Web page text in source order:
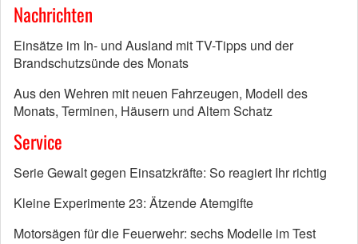
Nachrichten
Einsätze im In- und Ausland mit TV-Tipps und der
Brandschutzsünde des Monats
Aus den Wehren mit neuen Fahrzeugen, Modell des
Monats, Terminen, Häusern und Altem Schatz
Service
Serie Gewalt gegen Einsatzkräfte: So reagiert Ihr richtig
Kleine Experimente 23: Ätzende Atemgifte
Motorsägen für die Feuerwehr: sechs Modelle im Test